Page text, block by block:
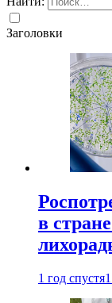
Заголовки
в
1 год спустя